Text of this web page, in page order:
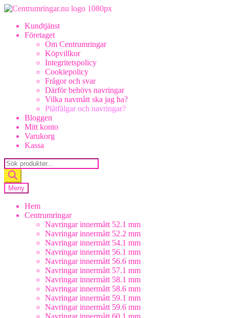
Hoppa
navigering
Hoppa
innehållKundtjänst
Företaget
Om Centrumringar
Köpvillkor
Integritetspolicy
Cookiepolicy
Frågor och svar
Därför behövs navringar
Vilka navmått ska jag ha?
Plåtfälgar och navringar?
Bloggen
Mitt konto
Varukorg
Kassa
Products
search
Meny
Hem
Centrumringar
Navringar innermått 52.1 mm
Navringar innermått 52.2 mm
Navringar innermått 54.1 mm
Navringar innermått 56.1 mm
Navringar innermått 56.6 mm
Navringar innermått 57.1 mm
Navringar innermått 58.1 mm
Navringar innermått 58.6 mm
Navringar innermått 59.1 mm
Navringar innermått 59.6 mm
Navringar innermått 60.1 mm